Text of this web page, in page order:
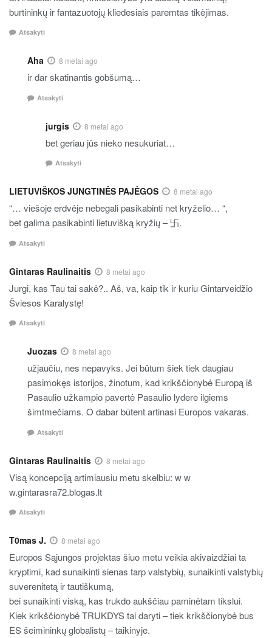
burtininkų ir fantazuotojų kliedesiais paremtas tikėjimas.
Atsakyti
Aha 8 metai ago
ir dar skatinantis gobšumą…
Atsakyti
jurgis 8 metai ago
bet geriau jūs nieko nesukuriat…
Atsakyti
LIETUVIŠKOS JUNGTINĖS PAJĖGOS 8 metai ago
“… viešoje erdvėje nebegali pasikabinti net kryželio… “,
bet galima pasikabinti lietuvišką kryžių – 卐.
Atsakyti
Gintaras Raulinaitis 8 metai ago
Jurgi, kas Tau tai sakė?.. Aš, va, kaip tik ir kuriu Gintarveidžio
Šviesos Karalystę!
Atsakyti
Juozas 8 metai ago
užjaučiu, nes nepavyks. Jei būtum šiek tiek daugiau
pasimokęs istorijos, žinotum, kad krikščionybė Europą iš
Pasaulio užkampio pavertė Pasaulio lydere ilgiems
šimtmečiams. O dabar būtent artinasi Europos vakaras.
Atsakyti
Gintaras Raulinaitis 8 metai ago
Visą koncepciją artimiausiu metu skelbiu: w w
w.gintarasra72.blogas.lt
Atsakyti
T0mas J. 8 metai ago
Europos Sąjungos projektas šiuo metu veikia akivaizdžiai ta
kryptimi, kad sunaikinti sienas tarp valstybių, sunaikinti valstybių
suverenitetą ir tautiškumą,
bei sunaikinti viską, kas trukdo aukščiau paminėtam tikslui.
Kiek krikščionybė TRUKDYS tai daryti – tiek krikščionybė bus
ES šeimininkų globalistų – taikinyje.